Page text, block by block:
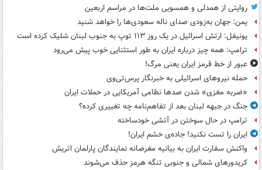
روایتی از همدلی و همسویی ملت‌ها در مراسم اربعین
یمن: جهان به‌زودی صدای ناله سعودی‌ها را خواهد شنید
یونیفل: ارتش اسرائیل در یک روز ۱۱۳ توپ به جنوب لبنان شلیک کرده است
ترامپ: همه چیز درباره ایران به طور استثنایی خوب پیش می‌رود
عبور از خط قرمز ایران یعنی مرگ!
حمله نیروهای اسرائیلی به خبرنگار پرس‌تی‌وی
«ضربه مغزی» شدن صدها نظامی آمریکایی در حملات ایران
جنگ در جبهه لبنان بعد از تفاهم‌نامه چه تغییری کرده؟
ترامپ در حال سوختن در آتشی خودساخته
ایران را تست نکنید! جاده‌ی خشم ایران!
واکنش سفارت ایران به بیانیه مغرضانه نمایندگان پارلمان اتریش
کریدورهای شمالی و جنوبی تنگه هرمز حذف می‌شوند